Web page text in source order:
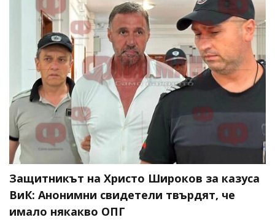
Защитникът на Христо Широков за казуса
ВиК: Анонимни свидетели твърдят, че
имало някакво ОПГ